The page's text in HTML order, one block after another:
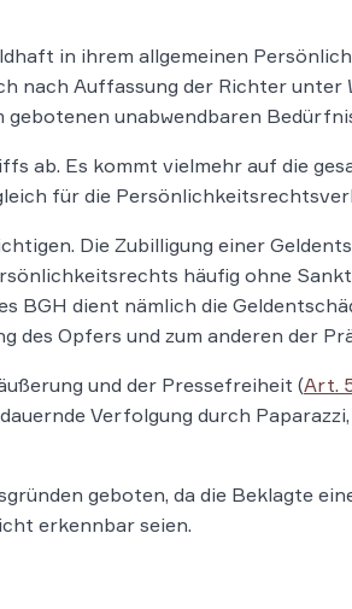
in ihrem allgemeinen
nach Auffassung der Richter unter
gebotenen unabwendbaren
ab. Es kommt vielmehr auf die
für die
Die Zubilligung einer
häufig ohne
BGH dient nämlich die
des Opfers und zum anderen der
und der Pressefreiheit (Art.
Verfolgung durch
geboten, da die Beklagte
erkennbar seien.